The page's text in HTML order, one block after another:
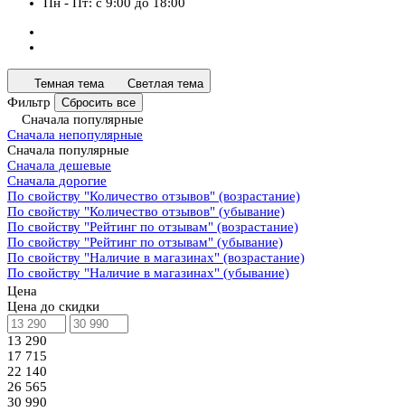
Темная тема Светлая тема
Фильтр Сбросить все
Сначала популярные
Сначала непопулярные
Сначала популярные
Сначала дешевые
Сначала дорогие
По свойству "Количество отзывов" (возрастание)
По свойству "Количество отзывов" (убывание)
По свойству "Рейтинг по отзывам" (возрастание)
По свойству "Рейтинг по отзывам" (убывание)
По свойству "Наличие в магазинах" (возрастание)
По свойству "Наличие в магазинах" (убывание)
Цена
Цена до скидки
13 290
17 715
22 140
26 565
30 990